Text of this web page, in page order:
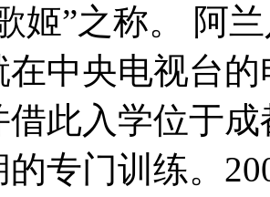
姬”之称。 阿
在中央电视台
借此入学位于
专门训练。